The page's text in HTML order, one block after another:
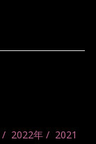
2022年 2021